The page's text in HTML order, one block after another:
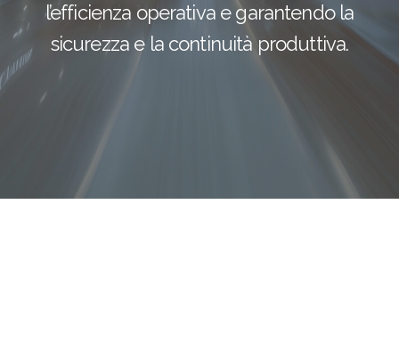
l’efficienza operativa e garantendo la
sicurezza e la continuità produttiva.